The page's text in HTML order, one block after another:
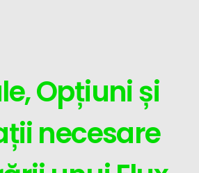
Opțiuni și
necesare